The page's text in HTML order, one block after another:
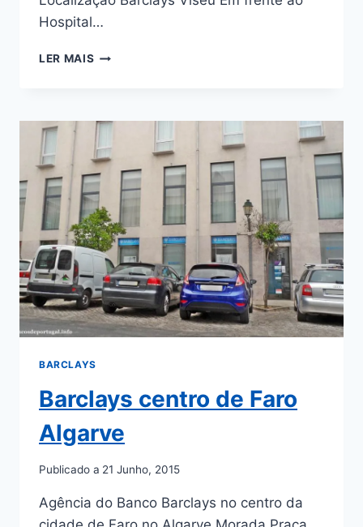
Hospital…
LER MAIS AGÊNCIA
BARCLAYS
Barclays centro de Faro
Algarve
Publicado a 21 Junho, 2015
Agência do Banco Barclays no centro da